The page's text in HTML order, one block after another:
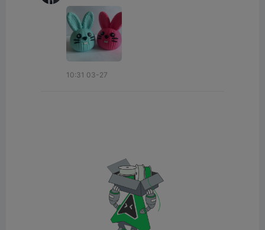
10:31 03-27